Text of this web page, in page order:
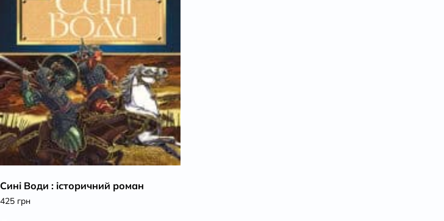
Сині Води : історичний роман
425 грн